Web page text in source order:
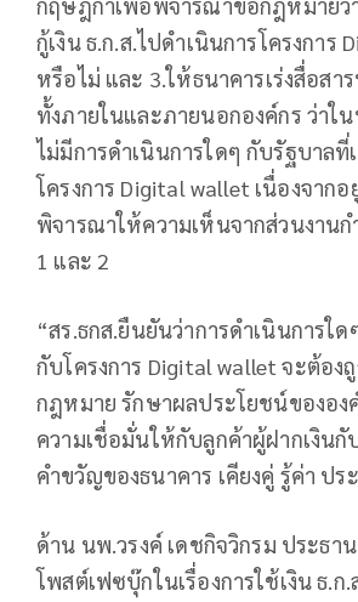
กฤษฎีกาเพื่อพิจารณาข้อกฎหมายว่
กู้เงิน ธ.ก.ส.ไปดำเนินการโครงการ
หรือไม่ และ 3.ให้ธนาคารเร่งสื่อสา
ทั้งภายในและภายนอกองค์กร ว่าใ
ไม่มีการดำเนินการใดๆ กับรัฐบาลที่
โครงการ Digital wallet เนื่องจากอ
พิจารณาให้ความเห็นจากส่วนงาน
1 และ 2
“สร.ธกส.ยืนยันว่าการดำเนินการใด
กับโครงการ Digital wallet จะต้อง
กฎหมาย รักษาผลประโยชน์ขององ
ความเชื่อมั่นให้กับลูกค้าผู้ฝากเงินกั
คำขวัญของธนาคาร เคียงคู่ รู้ค่า ปร
ด้าน นพ.วรงค์ เดชกิจวิกรม ประธา
โพสต์เฟซบุ๊กในเรื่องการใช้เงิน ธ.ก